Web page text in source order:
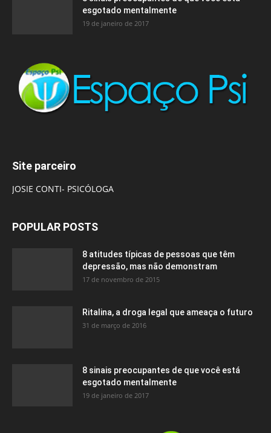
esgotado mentalmente
19 de janeiro de 2017
Site parceiro
JOSIE CONTI- PSICÓLOGA
POPULAR POSTS
8 atitudes típicas de pessoas que têm
depressão, mas não demonstram
17 de novembro de 2015
Ritalina, a droga legal que ameaça o futuro
31 de março de 2016
8 sinais preocupantes de que você está
esgotado mentalmente
19 de janeiro de 2017